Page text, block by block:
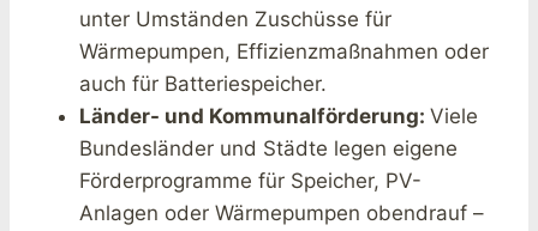
unter Umständen Zuschüsse für
Wärmepumpen, Effizienzmaßnahmen oder
auch für Batteriespeicher.
Länder- und Kommunalförderung: Viele
Bundesländer und Städte legen eigene
Förderprogramme für Speicher, PV-
Anlagen oder Wärmepumpen obendrauf –